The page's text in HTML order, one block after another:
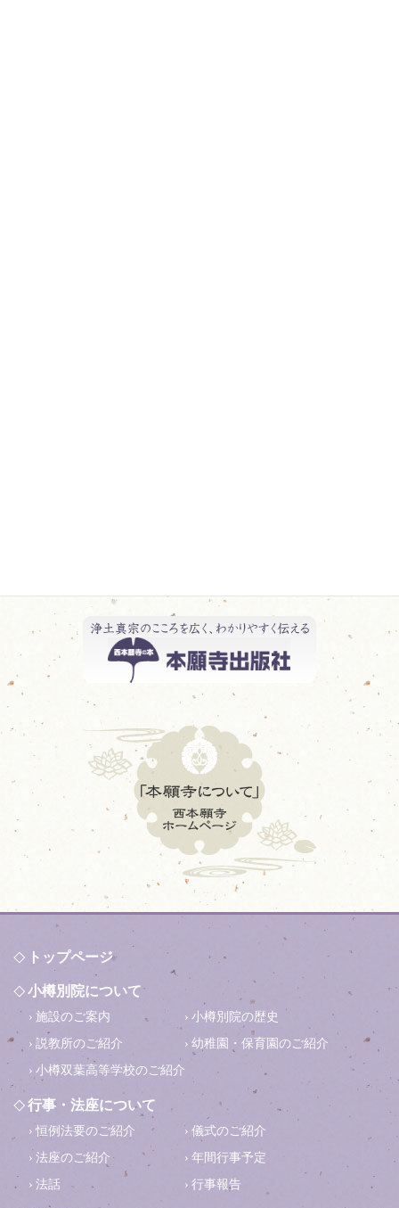
トップページ
小樽別院について
施設のご案内
小樽別院の歴史
説教所のご紹介
幼稚園・保育園のご紹介
小樽双葉高等学校のご紹介
行事・法座について
恒例法要のご紹介
儀式のご紹介
法座のご紹介
年間行事予定
法話
行事報告